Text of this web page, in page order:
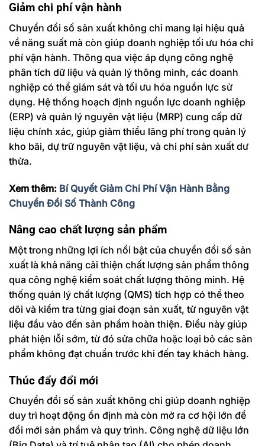
Giảm chi phí vận hành
Chuyển đổi số sản xuất không chỉ mang lại hiệu quả
về năng suất mà còn giúp doanh nghiệp tối ưu hóa chi
phí vận hành. Thông qua việc áp dụng công nghệ
phân tích dữ liệu và quản lý thông minh, các doanh
nghiệp có thể giám sát và tối ưu hóa nguồn lực sử
dụng. Hệ thống hoạch định nguồn lực doanh nghiệp
(ERP) và quản lý nguyên vật liệu (MRP) cung cấp dữ
liệu chính xác, giúp giảm thiểu lãng phí trong quản lý
kho bãi, dự trữ nguyên vật liệu, và chi phí sản xuất dư
thừa.
Xem thêm: Bí Quyết Giảm Chi Phí Vận Hành Bằng
Chuyển Đổi Số Thành Công
Nâng cao chất lượng sản phẩm
Một trong những lợi ích nổi bật của chuyển đổi số sản
xuất là khả năng cải thiện chất lượng sản phẩm thông
qua công nghệ kiểm soát chất lượng thông minh. Hệ
thống quản lý chất lượng (QMS) tích hợp có thể theo
dõi và kiểm tra từng giai đoạn sản xuất, từ nguyên vật
liệu đầu vào đến sản phẩm hoàn thiện. Điều này giúp
phát hiện lỗi sớm, từ đó sửa chữa hoặc loại bỏ các sản
phẩm không đạt chuẩn trước khi đến tay khách hàng.
Thúc đẩy đổi mới
Chuyển đổi số sản xuất không chỉ giúp doanh nghiệp
duy trì hoạt động ổn định mà còn mở ra cơ hội lớn để
đổi mới sản phẩm và quy trình. Công nghệ dữ liệu lớn